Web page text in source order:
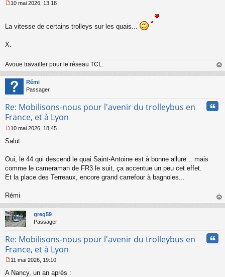
g
n
l
u
10 mai 2026, 13:18
La vitesse de certains trolleys sur les quais...
X.
Avoue travailler pour le réseau TCL.
au
Rémi
Passager
Re: Mobilisons-nous pour l'avenir du trolleybus en
France, et à Lyon
e
g
e
o
l
u
10 mai 2026, 18:45
Salut
Oui, le 44 qui descend le quai Saint-Antoine est à bonne allure... mais
comme le cameraman de FR3 le suit, ça accentue un peu cet effet.
Et la place des Terreaux, encore grand carrefour à bagnoles...
Rémi
au
greg59
Passager
Re: Mobilisons-nous pour l'avenir du trolleybus en
France, et à Lyon
e
11 mai 2026, 19:10
A Nancy, un an après :